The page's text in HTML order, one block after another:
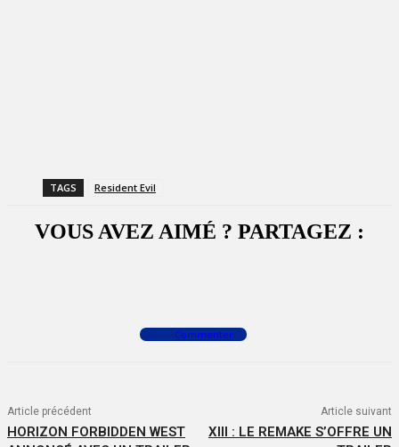
TAGS Resident Evil
VOUS AVEZ AIMÉ ? PARTAGEZ :
Commenter
Article précédent
HORIZON FORBIDDEN WEST
Article suivant
XIII : LE REMAKE S’OFFRE UN